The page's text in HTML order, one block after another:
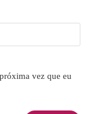
vez que eu